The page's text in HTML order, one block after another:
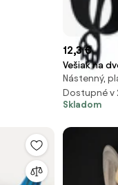
12,3 €
Vešiak na
čierny
Nástenný,
Dostupné v
Skladom